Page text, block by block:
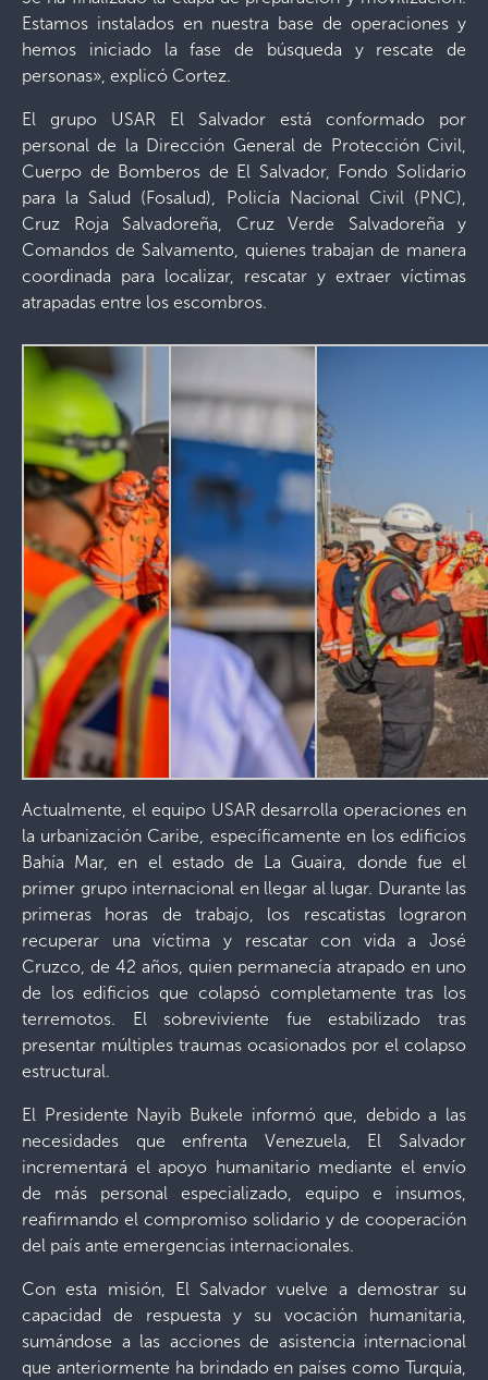
Estamos instalados en nuestra base de operaciones y
hemos iniciado la fase de búsqueda y rescate de
personas», explicó Cortez.
El grupo USAR El Salvador está conformado por
personal de la Dirección General de Protección Civil,
Cuerpo de Bomberos de El Salvador, Fondo Solidario
para la Salud (Fosalud), Policía Nacional Civil (PNC),
Cruz Roja Salvadoreña, Cruz Verde Salvadoreña y
Comandos de Salvamento, quienes trabajan de manera
coordinada para localizar, rescatar y extraer víctimas
atrapadas entre los escombros.
Actualmente, el equipo USAR desarrolla operaciones en
la urbanización Caribe, específicamente en los edificios
Bahía Mar, en el estado de La Guaira, donde fue el
primer grupo internacional en llegar al lugar. Durante las
primeras horas de trabajo, los rescatistas lograron
recuperar una víctima y rescatar con vida a José
Cruzco, de 42 años, quien permanecía atrapado en uno
de los edificios que colapsó completamente tras los
terremotos. El sobreviviente fue estabilizado tras
presentar múltiples traumas ocasionados por el colapso
estructural.
El Presidente Nayib Bukele informó que, debido a las
necesidades que enfrenta Venezuela, El Salvador
incrementará el apoyo humanitario mediante el envío
de más personal especializado, equipo e insumos,
reafirmando el compromiso solidario y de cooperación
del país ante emergencias internacionales.
Con esta misión, El Salvador vuelve a demostrar su
capacidad de respuesta y su vocación humanitaria,
sumándose a las acciones de asistencia internacional
que anteriormente ha brindado en países como Turquía,